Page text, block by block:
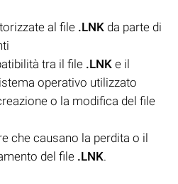
al file .LNK da parte di
tra il file .LNK e il
operativo utilizzato
o la modifica del file
che causano la perdita o il
del file .LNK.